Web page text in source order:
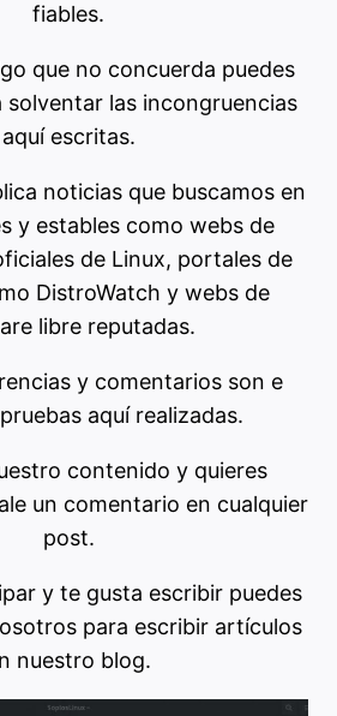
fiables.
que no concuerda puedes
solventar las incongruencias
aquí escritas.
noticias que buscamos en
y estables como webs de
de Linux, portales de
DistroWatch y webs de
libre reputadas.
y comentarios son e
aquí realizadas.
contenido y quieres
un comentario en cualquier
post.
y te gusta escribir puedes
para escribir artículos
nuestro blog.